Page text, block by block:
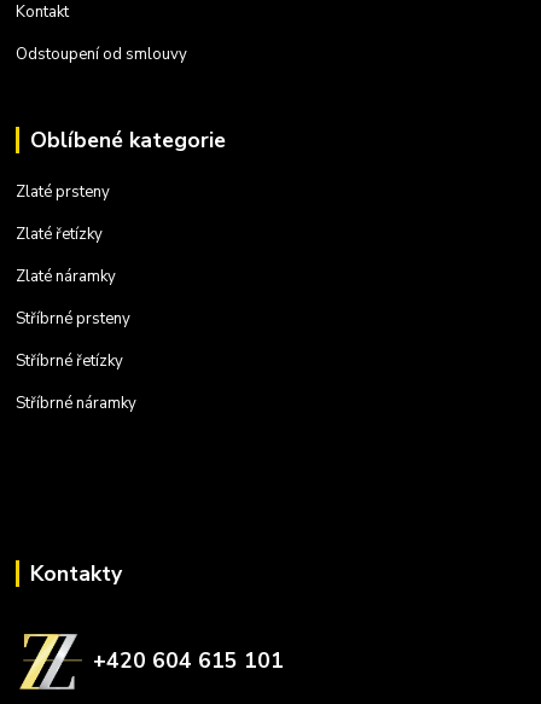
Kontakt
Odstoupení od smlouvy
Oblíbené kategorie
Zlaté prsteny
Zlaté řetízky
Zlaté náramky
Stříbrné prsteny
Stříbrné řetízky
Stříbrné náramky
Kontakty
+420 604 615 101